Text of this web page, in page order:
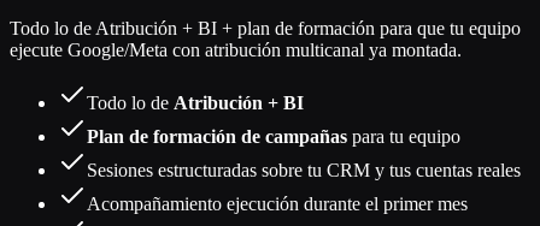
Todo lo de Atribución + BI + plan de formación para que tu equipo
ejecute Google/Meta con atribución multicanal ya montada.
Todo lo de Atribución + BI
Plan de formación de campañas para tu equipo
Sesiones estructuradas sobre tu CRM y tus cuentas reales
Acompañamiento ejecución durante el primer mes